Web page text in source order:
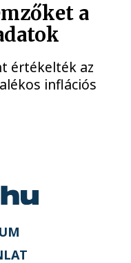
a
értékelték az
inflációs